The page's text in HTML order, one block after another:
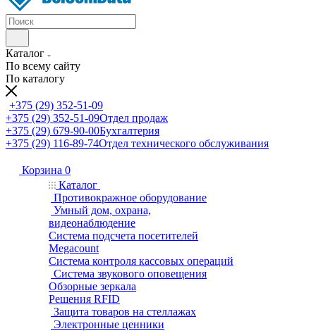
Каталог
По всему сайту
По каталогу
+375 (29) 352-51-09
+375 (29) 352-51-09Отдел продаж
+375 (29) 679-90-00Бухгалтерия
+375 (29) 116-89-74Отдел технического обслуживания
Корзина 0
Каталог
Противокражное оборудование
Умный дом, охрана,
видеонаблюдение
Система подсчета посетителей
Megacount
Система контроля кассовых операций
Система звукового оповещения
Обзорные зеркала
Решения RFID
Защита товаров на стеллажах
Электронные ценники